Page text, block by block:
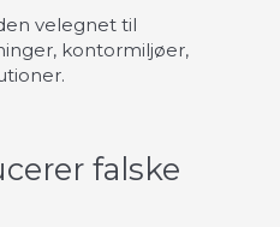
velegnet til
kontormiljøer,
falske